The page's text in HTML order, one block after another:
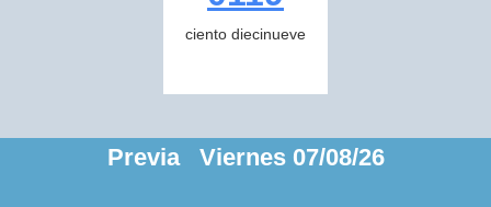
ciento diecinueve
Previa Viernes 07/08/26